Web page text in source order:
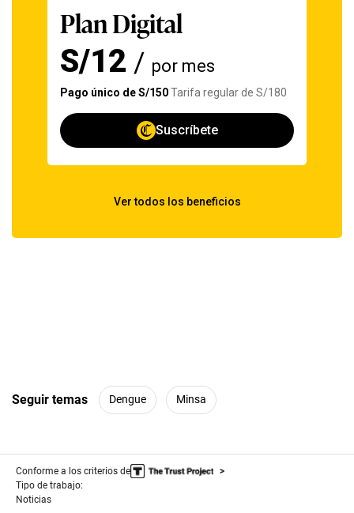
Seguir temas Dengue Minsa
Conforme a los criterios de
Tipo de trabajo:
Noticias